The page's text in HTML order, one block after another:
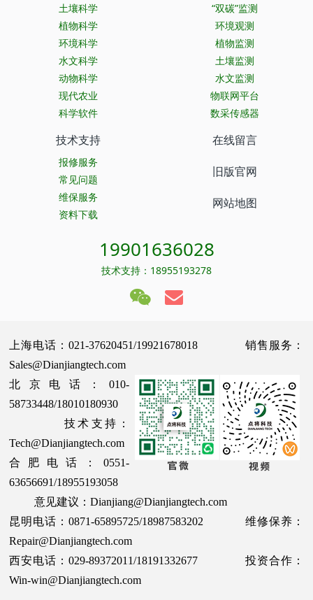
土壤科学
植物科学
环境科学
水文科学
动物科学
现代农业
科学软件
“双碳”监测
环境观测
植物监测
土壤监测
水文监测
物联网平台
数采传感器
技术支持
报修服务
常见问题
维保服务
资料下载
在线留言
旧版官网
网站地图
19901636028
技术支持：18955193278
上海电话：021-37620451/19921678018 销售服务：
Sales@Dianjiangtech.com
北京电话：010-
58733448/18010180930
技术支持：
Tech@Dianjiangtech.com
合肥电话：0551-
63656691/18955193058
意见建议：Dianjiang@Dianjiangtech.com
昆明电话：0871-65895725/18987583202 维修保养：
Repair@Dianjiangtech.com
西安电话：029-89372011/18191332677 投资合作：
Win-win@Dianjiangtech.com